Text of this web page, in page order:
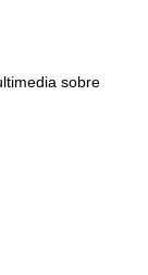
sobre